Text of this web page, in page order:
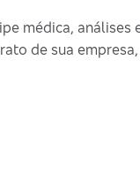
médica,
de sua